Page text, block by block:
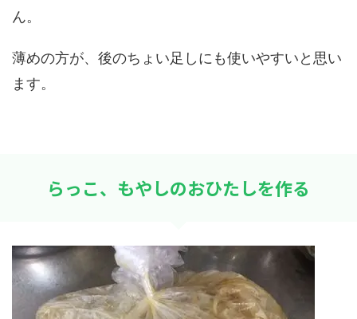
ん。
薄めの方が、後のちょい足しにも使いやすいと思い
ます。
らっこ、もやしのおひたしを作る